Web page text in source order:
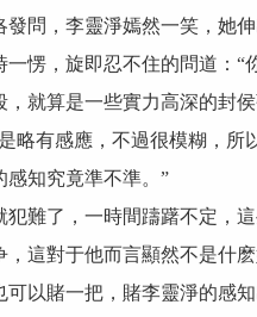
，李靈淨嫣然一笑，她伸
，旋即忍不住的問道：“
算是一些實力高深的封侯
有感應，不過很模糊，所以
感知究竟準不準。”
了，一時間躊躇不定，這
，這對于他而言顯然不是什麽
賭一把，賭李靈淨的感知